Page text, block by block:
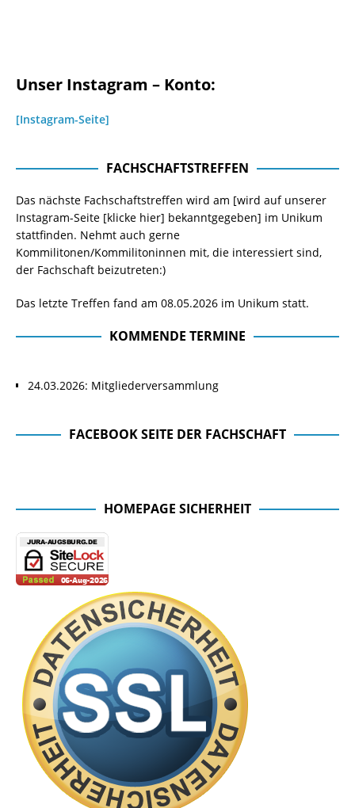
Unser Instagram – Konto:
[Instagram-Seite]
FACHSCHAFTSTREFFEN
Das nächste Fachschaftstreffen wird am [wird auf unserer
Instagram-Seite [klicke hier] bekanntgegeben] im Unikum
stattfinden. Nehmt auch gerne
Kommilitonen/Kommilitoninnen mit, die interessiert sind,
der Fachschaft beizutreten:)
Das letzte Treffen fand am 08.05.2026 im Unikum statt.
KOMMENDE TERMINE
24.03.2026: Mitgliederversammlung
FACEBOOK SEITE DER FACHSCHAFT
HOMEPAGE SICHERHEIT